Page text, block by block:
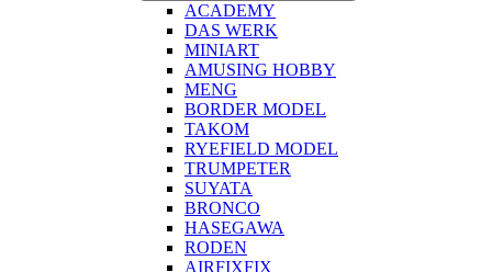
ACADEMY
DAS WERK
MINIART
AMUSING HOBBY
MENG
BORDER MODEL
TAKOM
RYEFIELD MODEL
TRUMPETER
SUYATA
BRONCO
HASEGAWA
RODEN
AIRFIXFIX